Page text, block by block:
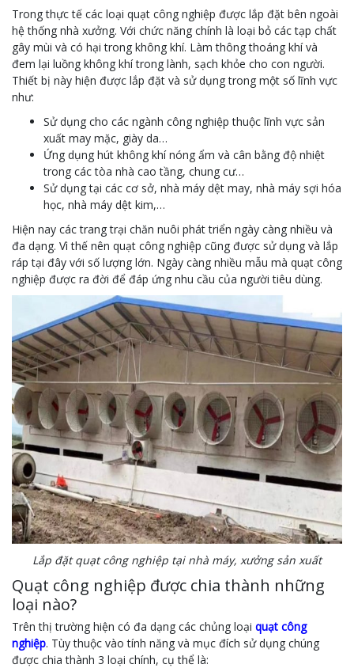
Trong thực tế các loại quạt công nghiệp được lắp đặt bên ngoài
hệ thống nhà xưởng. Với chức năng chính là loại bỏ các tạp chất
gây mùi và có hại trong không khí. Làm thông thoáng khí và
đem lại luồng không khí trong lành, sạch khỏe cho con người.
Thiết bị này hiện được lắp đặt và sử dụng trong một số lĩnh vực
như:
Sử dụng cho các ngành công nghiệp thuộc lĩnh vực sản
xuất may mặc, giày da…
Ứng dụng hút không khí nóng ẩm và cân bằng độ nhiệt
trong các tòa nhà cao tầng, chung cư…
Sử dụng tại các cơ sở, nhà máy dệt may, nhà máy sợi hóa
học, nhà máy dệt kim,…
Hiện nay các trang trại chăn nuôi phát triển ngày càng nhiều và
đa dạng. Vì thế nên quạt công nghiệp cũng được sử dụng và lắp
ráp tại đây với số lượng lớn. Ngày càng nhiều mẫu mà quạt công
nghiệp được ra đời để đáp ứng nhu cầu của người tiêu dùng.
Lắp đặt quạt công nghiệp tại nhà máy, xưởng sản xuất
Quạt công nghiệp được chia thành những
loại nào?
Trên thị trường hiện có đa dạng các chủng loại quạt công
nghiệp. Tùy thuộc vào tính năng và mục đích sử dụng chúng
được chia thành 3 loại chính, cụ thể là: